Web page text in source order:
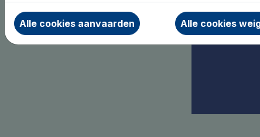
Alle cookies aanvaarden Alle cookies